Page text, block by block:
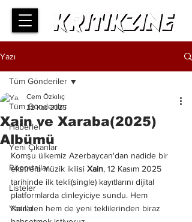
Yazı
Tüm Gönderiler
Haberler
Yeni Çıkanlar
Röportajlar
Listeler
Yazılar
Tüm Gönderiler
Xain ve Xaraba(2025)
Albümü
Cem Özkılıç
22 Kas 2025
Komşu ülkemiz Azerbaycan'dan nadide bir
ekstrem müzik ikilisi Xain, 12 Kasım 2025
tarihinde ilk tekli(single) kayıtlarını dijital
platformlarda dinleyiciye sundu. Hem
Xain'den hem de yeni teklilerinden biraz